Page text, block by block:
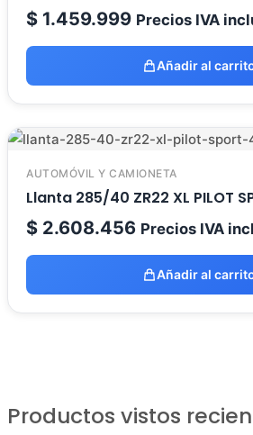
$ 1.459.999 Precios IVA
Añadir al
AUTOMÓVIL Y CAMIONETA
Llanta 285/40 ZR22 XL PILOT
$ 2.608.456 Precios IVA
Añadir al
Productos vistos